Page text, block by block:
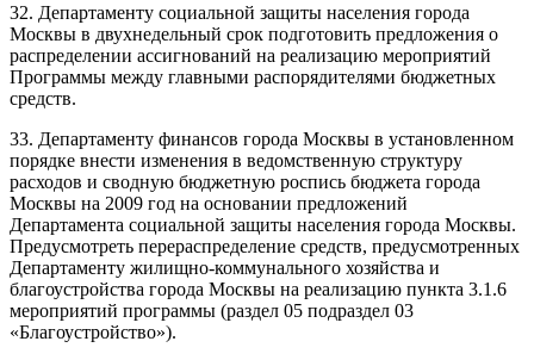
32. Департаменту социальной защиты населения города
Москвы в двухнедельный срок подготовить предложения о
распределении ассигнований на реализацию мероприятий
Программы между главными распорядителями бюджетных
средств.
33. Департаменту финансов города Москвы в установленном
порядке внести изменения в ведомственную структуру
расходов и сводную бюджетную роспись бюджета города
Москвы на 2009 год на основании предложений
Департамента социальной защиты населения города Москвы.
Предусмотреть перераспределение средств, предусмотренных
Департаменту жилищно-коммунального хозяйства и
благоустройства города Москвы на реализацию пункта 3.1.6
мероприятий программы (раздел 05 подраздел 03
«Благоустройство»).